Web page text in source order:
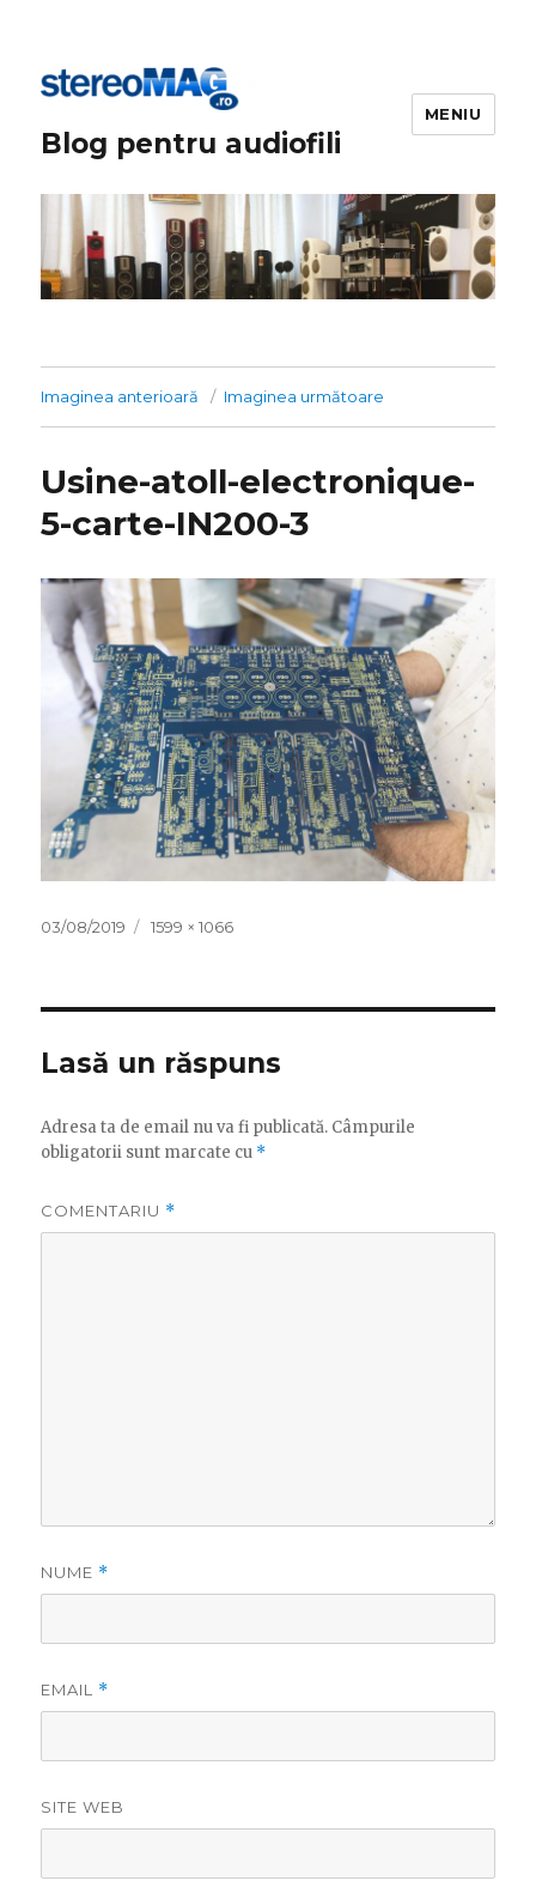
Blog pentru audiofili
MENIU
Imaginea anterioară Imaginea următoare
Usine-atoll-electronique-
5-carte-IN200-3
Publicat
03/08/2019
Dimensiune
1599 × 1066
Lasă un răspuns
Adresa ta de email nu va fi publicată. Câmpurile
obligatorii sunt marcate cu *
COMENTARIU *
NUME *
EMAIL *
SITE WEB